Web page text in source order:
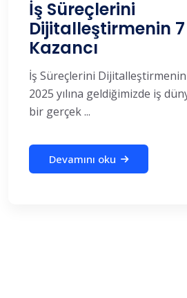
İş Süreçlerini
Dijitalleştirmenin
Kazancı
İş Süreçlerini Dijitalleştirmenin
2025 yılına geldiğimizde iş
bir gerçek ...
Devamını oku